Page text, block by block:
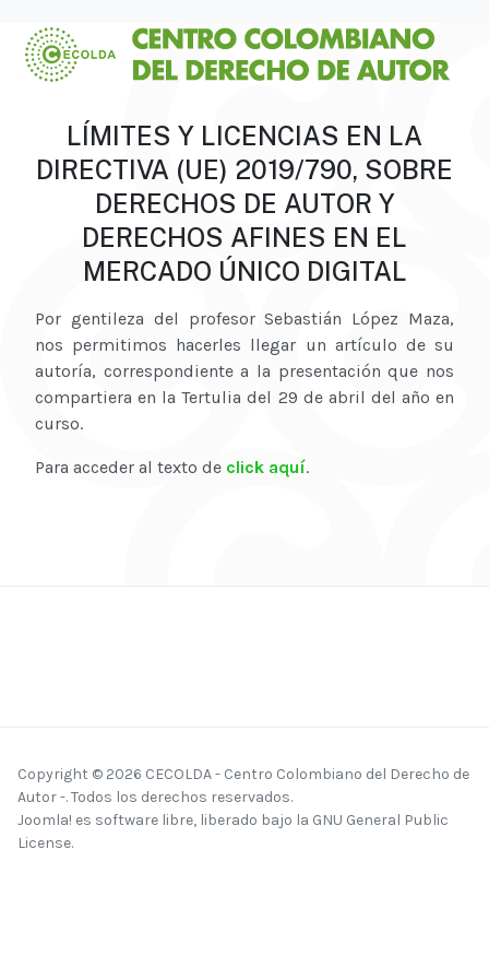
LÍMITES Y LICENCIAS EN LA
DIRECTIVA (UE) 2019/790, SOBRE
DERECHOS DE AUTOR Y
DERECHOS AFINES EN EL
MERCADO ÚNICO DIGITAL
Por gentileza del profesor Sebastián López Maza,
nos permitimos hacerles llegar un artículo de su
autoría, correspondiente a la presentación que nos
compartiera en la Tertulia del 29 de abril del año en
curso.
Para acceder al texto de click aquí.
Copyright © 2026 CECOLDA - Centro Colombiano del Derecho de
Autor -. Todos los derechos reservados.
Joomla! es software libre, liberado bajo la GNU General Public
License.